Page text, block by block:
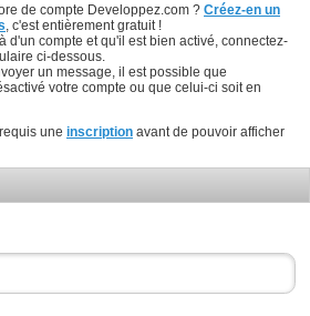
de compte Developpez.com ? Créez-en un
, c'est entièrement gratuit !
d'un compte et qu'il est bien activé, connectez-
ci-dessous.
un message, il est possible que
votre compte ou que celui-ci soit en
une inscription avant de pouvoir afficher